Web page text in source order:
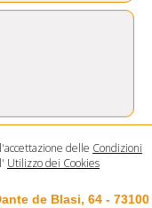
delle Condizioni
Utilizzo dei Cookies
de Blasi, 64 - 73100